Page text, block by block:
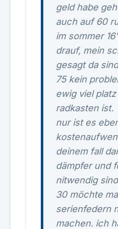
geld habe
auch auf 60
im sommer
drauf, mein
gesagt da
75 kein
ewig viel platz
radkasten ist.
nur ist es
deinem fall
dämpfer und
nitwendig
30 möchte
serienfedern
machen. ich